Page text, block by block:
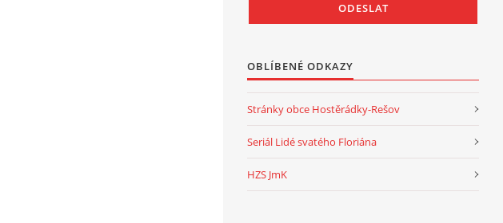
OBLÍBENÉ ODKAZY
Stránky obce Hostěrádky-Rešov
Seriál Lidé svatého Floriána
HZS JmK